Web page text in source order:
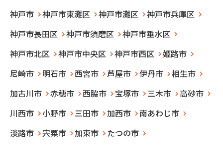
神戸市 神戸市東灘区 神戸市灘区
神戸市兵庫区
神戸市長田区
神戸市須磨区
神戸市垂水区
神戸市北区
神戸市中央区 神戸市西区
姫路市
尼崎市
明石市 西宮市 芦屋市 伊丹市
相生市
加古川市
赤穂市 西脇市 宝塚市 三木市
高砂市
川西市
小野市 三田市 加西市
南あわじ市
淡路市
宍粟市 加東市 たつの市